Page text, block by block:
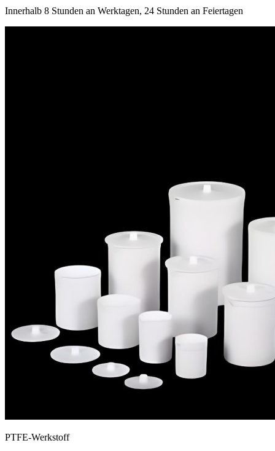
Innerhalb 8 Stunden an Werktagen, 24 Stunden an Feiertagen
PTFE-Werkstoff